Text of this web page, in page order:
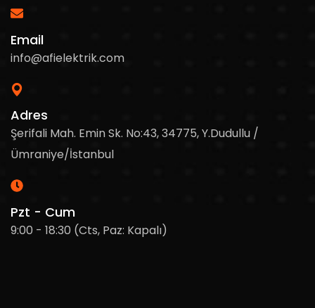
Email
info@afielektrik.com
Adres
Şerifali Mah. Emin Sk. No:43, 34775, Y.Dudullu /
Ümraniye/İstanbul
Pzt - Cum
9:00 - 18:30 (Cts, Paz: Kapalı)